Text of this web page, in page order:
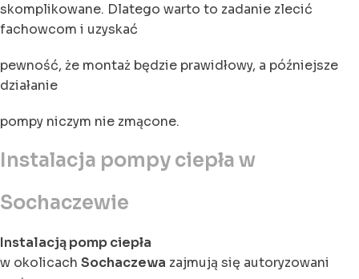
skomplikowane. Dlatego warto to zadanie zlecić
fachowcom i uzyskać
pewność, że montaż będzie prawidłowy, a późniejsze
działanie
pompy niczym nie zmącone.
Instalacja pompy ciepła w
Sochaczewie
Instalacją pomp ciepła
w okolicach Sochaczewa zajmują się autoryzowani